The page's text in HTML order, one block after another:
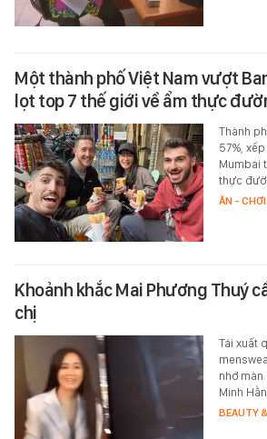
Một thành phố Việt Nam vượt
lọt top 7 thế giới về ẩm thực
Thành
57%,
Mumbai
thực
ĂN -
Khoảnh khắc Mai Phương Thuý
chị
Tái xuất
nhớ
Minh
BEAUTY